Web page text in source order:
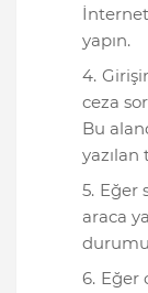
İnternet
yapın.
ceza
Bu
yazılan
Eğer
araca
Eğer